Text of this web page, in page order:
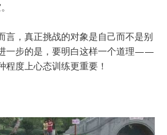
言，真正挑战的对象是自己而不是别
一步的是，要明白这样一个道理——
程度上心态训练更重要！